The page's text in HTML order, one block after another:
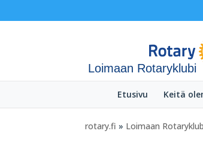
Loimaan Rotaryklubi
Etusivu Keitä
rotary.fi » Loimaan